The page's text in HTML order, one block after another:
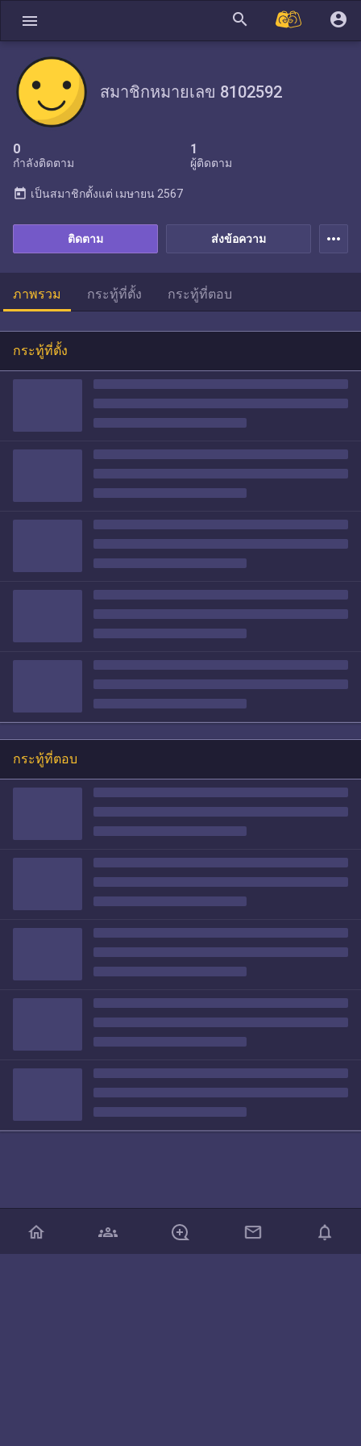
menu search account_circle
สมาชิกหมายเลข 8102592
0
กำลังติดตาม
1
ผู้ติดตาม
ส่งข้อความ
ติดตาม
today เป็นสมาชิกตั้งแต่ เมษายน 2567
more_horiz
ภาพรวม กระทู้ที่ตั้ง กระทู้ที่ตอบ
กระทู้ที่ตั้ง
กระทู้ที่ตอบ